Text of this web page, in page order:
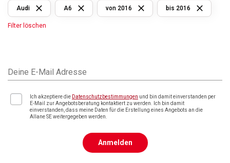
Audi A6 von 2016 bis 2016
Filter löschen
Deine E-Mail Adresse
Ich akzeptiere die Datenschutzbestimmungen und bin damit einverstanden per
E-Mail zur Angebotsberatung kontaktiert zu werden. Ich bin damit
einverstanden, dass meine Daten für die Erstellung eines Angebots an die
Allane SE weitergegeben werden.
Anmelden